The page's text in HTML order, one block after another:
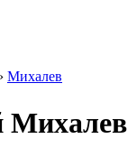
› Михалев
Михалев